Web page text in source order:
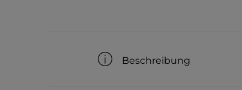
Beschreibung